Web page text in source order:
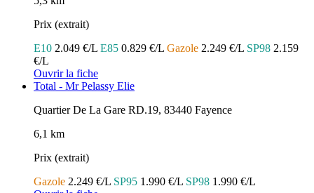
Prix (extrait)
E10 2.049 €/L E85 0.829 €/L Gazole 2.249 €/L SP98 2.159
€/L
Ouvrir la fiche
Total - Mr Pelassy Elie
Quartier De La Gare RD.19, 83440 Fayence
6,1 km
Prix (extrait)
Gazole 2.249 €/L SP95 1.990 €/L SP98 1.990 €/L